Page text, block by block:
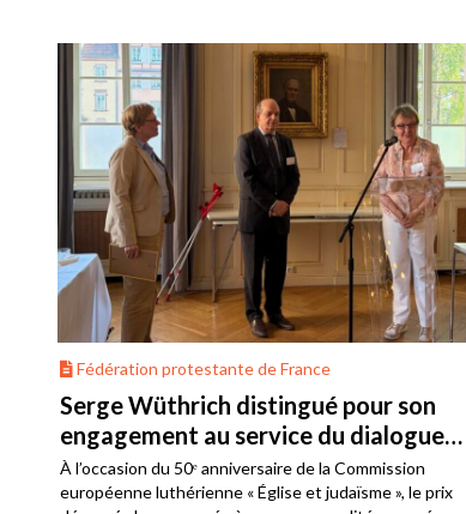
Fédération protestante de France
Serge Wüthrich distingué pour son
engagement au service du dialogue
judéo-chrétien
À l’occasion du 50ᵉ anniversaire de la Commission
européenne luthérienne « Église et judaïsme », le prix